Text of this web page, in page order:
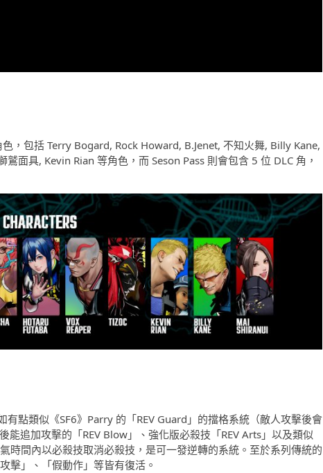
，包括 Terry Bogard, Rock Howard, B.Jenet, 不知火舞, Billy Kane,
面具, Kevin Rian 等角色，而 Seson Pass 則會包含 5 位 DLC 角，
點類似《SF6》Parry 的「REV Guard」的擋格系統（敵人攻擊後會
能追加攻擊的「REV Blow」、強化版必殺技「REV Arts」以及類似
時間內以必殺技取消必殺技，是可一發逆轉的系統。至於系列傳統的
擊」、「假動作」等皆有復活。